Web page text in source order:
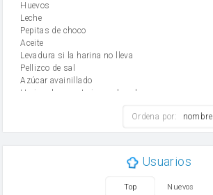
huevos
leche
Pepitas de choco
aceite
Levadura si la harina no lleva
Pellizco de sal
Azúcar avainillado
Harina de reposteria con levadura
mantequilla
Ordena por: nombre
Usuarios
Top Nuevos